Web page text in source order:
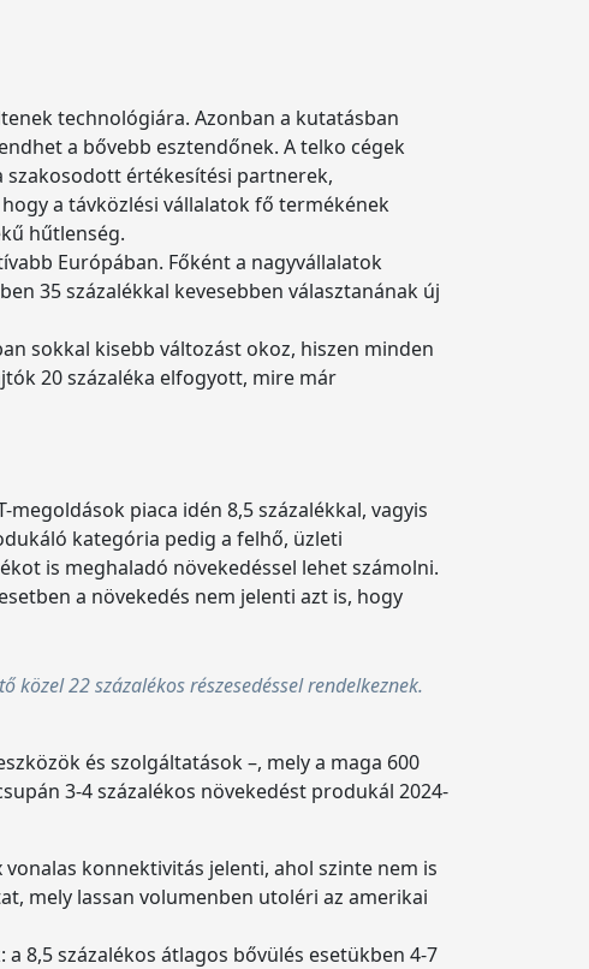
technológiára. Azonban a kutatásban
a bővebb esztendőnek. A telko cégek
szakosodott értékesítési partnerek,
a távközlési vállalatok fő termékének
hűtlenség.
Európában. Főként a nagyvállalatok
35 százalékkal kevesebben választanának új
sokkal kisebb változást okoz, hiszen minden
20 százaléka elfogyott, mire már
piaca idén 8,5 százalékkal, vagyis
kategória pedig a felhő, üzleti
is meghaladó növekedéssel lehet számolni.
a növekedés nem jelenti azt is, hogy
22 százalékos részesedéssel rendelkeznek.
és szolgáltatások –, mely a maga 600
3-4 százalékos növekedést produkál 2024-
konnektivitás jelenti, ahol szinte nem is
mely lassan volumenben utoléri az amerikai
8,5 százalékos átlagos bővülés esetükben 4-7